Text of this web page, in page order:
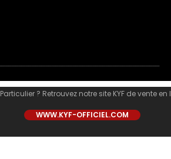
Particulier ? Retrouvez notre site KYF de vente en
WWW.KYF-OFFICIEL.COM